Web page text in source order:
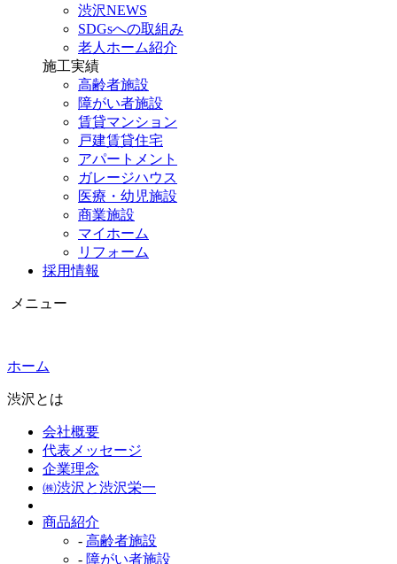
渋沢NEWS
SDGsへの取組み
老人ホーム紹介
施工実績
高齢者施設
障がい者施設
賃貸マンション
戸建賃貸住宅
アパートメント
ガレージハウス
医療・幼児施設
商業施設
マイホーム
リフォーム
採用情報
メニュー
ホーム
渋沢とは
会社概要
代表メッセージ
企業理念
㈱渋沢と渋沢栄一
商品紹介
- 高齢者施設
- 障がい者施設